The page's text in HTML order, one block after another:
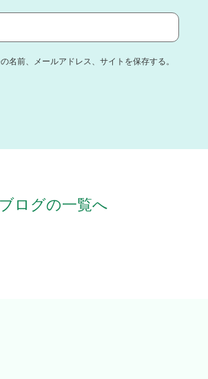
名前、メールアドレス、サイトを保存する。
ブログの一覧へ